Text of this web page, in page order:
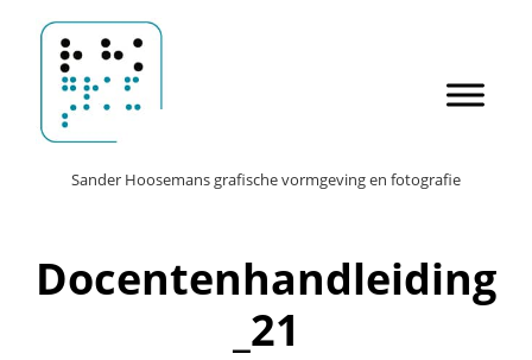
naar
de
hoofd
inhoud
Sander Hoosemans
HeaderSander Hoosemans grafische vormgeving en fotografie
Docentenhandleiding
_21